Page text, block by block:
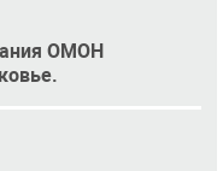
ОМОН